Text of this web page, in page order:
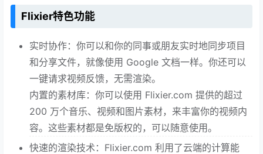
Flixier特色功能
实时协作：你可以和你的同事或朋友实时地同步项目
和分享文件，就像使用 Google 文档一样。你还可以
一键请求视频反馈，无需渲染。
内置的素材库：你可以使用 Flixier.com 提供的超过
200 万个音乐、视频和图片素材，来丰富你的视频内
容。这些素材都是免版权的，可以随意使用。
快速的渲染技术：Flixier.com 利用了云端的计算能